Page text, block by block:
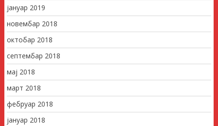
јануар 2019
новембар 2018
октобар 2018
септембар 2018
мај 2018
март 2018
фебруар 2018
јануар 2018